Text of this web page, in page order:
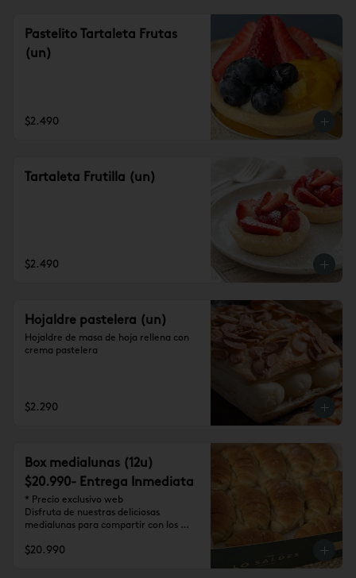
Pastelito Tartaleta Frutas
(un)
$2.490
Tartaleta Frutilla (un)
$2.490
Hojaldre pastelera (un)
Hojaldre de masa de hoja rellena con
crema pastelera
$2.290
Box medialunas (12u)
$20.990- Entrega Inmediata
* Precio exclusivo web
Disfruta de nuestras deliciosas
medialunas para compartir con los
$20.990